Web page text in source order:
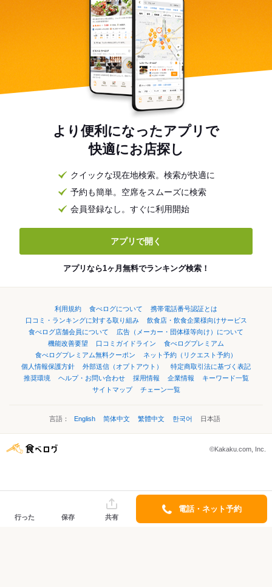
より便利になったアプリで
快適にお店探し
クイックな現在地検索。検索が快適に
予約も簡単。空席をスムーズに検索
会員登録なし。すぐに利用開始
アプリで開く
アプリなら1ヶ月無料でランキング検索！
利用規約 食べログについて
携帯電話番号認証とは
口コミ・ランキングに対する取り組み
飲食店・飲食企業様向けサービス
食べログ店舗会員について
広告（メーカー・団体様等向け）について
機能改善要望
口コミガイドライン
食べログプレミアム
食べログプレミアム無料クーポン
ネット予約（リクエスト予約）
個人情報保護方針
外部送信（オプトアウト）
特定商取引法に基づく表記
推奨環境
ヘルプ・お問い合わせ 採用情報 企業情報
キーワード一覧
サイトマップ
チェーン一覧
言語： English 简体中文 繁體中文 한국어 日本語
©Kakaku.com, Inc.
行った 保存 共有
電話・ネット予約